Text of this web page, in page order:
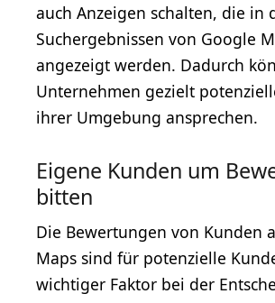
auch Anzeigen schalten, die in
Suchergebnissen von Google
angezeigt werden. Dadurch
Unternehmen gezielt
ihrer Umgebung ansprechen.
Eigene Kunden um
bitten
Die Bewertungen von Kunden
Maps sind für potenzielle
wichtiger Faktor bei der